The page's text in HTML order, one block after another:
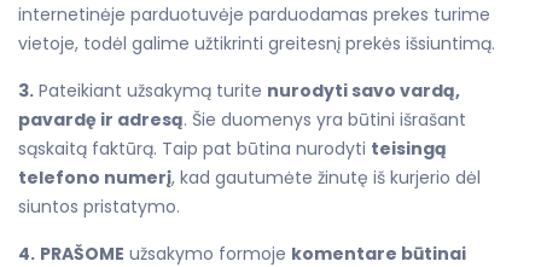
internetinėje parduotuvėje parduodamas prekes turime
vietoje, todėl galime užtikrinti greitesnį prekės išsiuntimą.
3. Pateikiant užsakymą turite nurodyti savo vardą,
pavardę ir adresą. Šie duomenys yra būtini išrašant
sąskaitą faktūrą. Taip pat būtina nurodyti teisingą
telefono numerį, kad gautumėte žinutę iš kurjerio dėl
siuntos pristatymo.
4. PRAŠOME užsakymo formoje komentare būtinai